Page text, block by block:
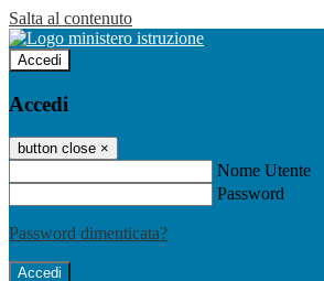
Salta al contenuto
Accedi
Accedi
button close ×
Nome Utente
Password
Password dimenticata?